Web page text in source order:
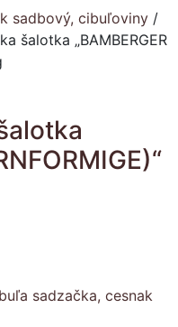
sadbový, cibuľoviny /
šalotka „BAMBERGER
sadzačka, cesnak